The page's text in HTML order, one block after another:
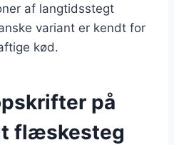
af langtidsstegt
variant er kendt for
kød.
på
flæskesteg